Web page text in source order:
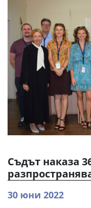
Съдът наказа
30 юни 2022